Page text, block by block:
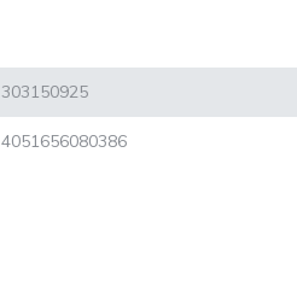
303150925
4051656080386